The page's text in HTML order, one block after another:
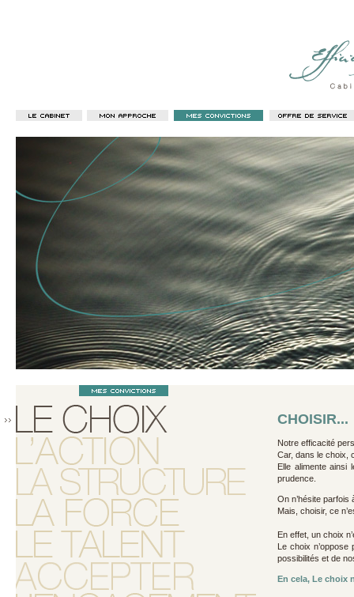
CHOISIR...
Notre efficacité
Car, dans le choix,
Elle alimente ainsi
prudence.
On n’hésite
Mais, choisir, ce
En effet, un choix
Le choix
possibilités et de
En cela, Le choix